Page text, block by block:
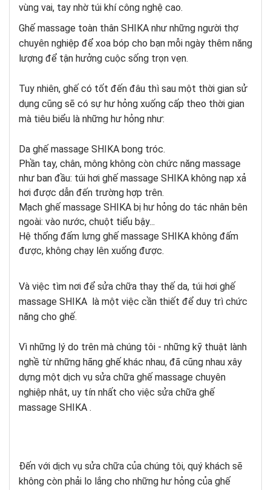
vùng vai, tay nhờ túi khí công nghệ cao.
Ghế massage toàn thân SHIKA như những người thợ
chuyên nghiệp để xoa bóp cho bạn mỗi ngày thêm năng
lượng để tận hưởng cuộc sống trọn vẹn.
Tuy nhiên, ghế có tốt đến đâu thì sau một thời gian sử
dụng cũng sẽ có sự hư hỏng xuống cấp theo thời gian
mà tiêu biểu là những hư hỏng như:
Da ghế massage SHIKA bong tróc.
Phần tay, chân, mông không còn chức năng massage
như ban đầu: túi hơi ghế massage SHIKA không nạp xả
hơi được dẫn đến trường hợp trên.
Mạch ghế massage SHIKA bị hư hỏng do tác nhân bên
ngoài: vào nước, chuột tiểu bậy...
Hệ thống đấm lưng ghế massage SHIKA không đấm
được, không chạy lên xuống được.
Và việc tìm nơi để sửa chữa thay thế da, túi hơi ghế
massage SHIKA
là một việc cần thiết để duy trì chức
năng cho ghế.
Vì những lý do trên mà chúng tôi - những kỹ thuật lành
nghề từ những hãng ghế khác nhau, đã cũng nhau xây
dựng một dịch vụ sửa chữa ghế massage chuyên
nghiệp nhât, uy tín nhất cho việc sửa chữa ghế
massage SHIKA .
Đến với dịch vụ sửa chữa của chúng tôi, quý khách sẽ
không còn phải lo lắng cho những hư hỏng của ghế